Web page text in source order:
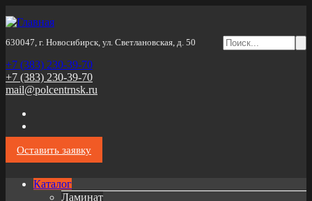
630047, г. Новосибирск, ул. Светлановская, д. 50
+7 (383) 230-39-70
+7 (383) 230-39-70
mail@polcentrnsk.ru
Оставить заявку
Каталог
Ламинат